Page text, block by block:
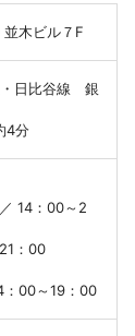
木ビル７F
・日比谷線 銀
4分
14：00～2
：00
00～19：00